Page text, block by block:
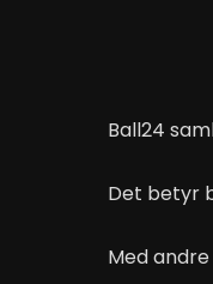
Ball24
Det betyr
Med